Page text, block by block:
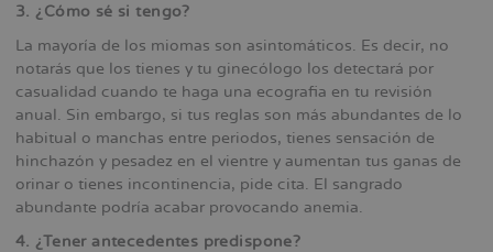
3. ¿Cómo sé si tengo?
La mayoría de los miomas son asintomáticos. Es decir, no
notarás que los tienes y tu ginecólogo los detectará por
casualidad cuando te haga una ecografia en tu revisión
anual. Sin embargo, si tus reglas son más abundantes de lo
habitual o manchas entre periodos, tienes sensación de
hinchazón y pesadez en el vientre y aumentan tus ganas de
orinar o tienes incontinencia, pide cita. El sangrado
abundante podría acabar provocando anemia.
4. ¿Tener antecedentes predispone?